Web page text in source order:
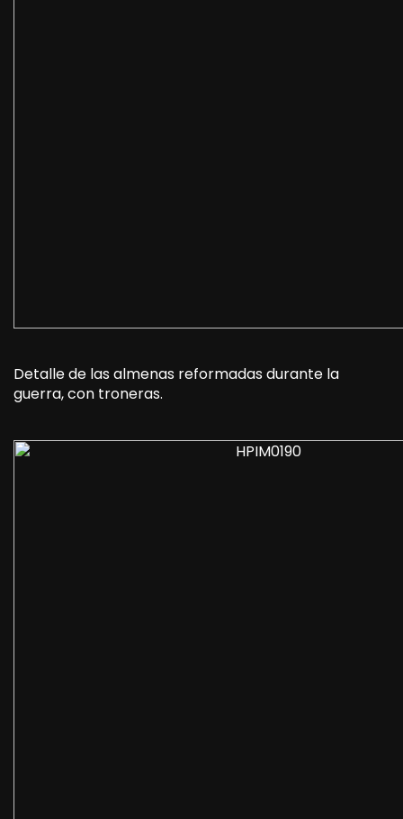
Detalle de las almenas reformadas durante la
guerra, con troneras.